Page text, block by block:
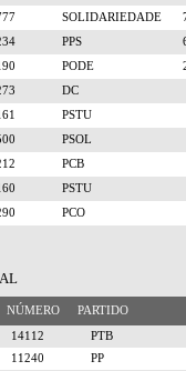
SOLIDARIEDADE
PPS
PODE
DC
PSTU
PSOL
PCB
PSTU
PCO
NÚMERO PARTIDO
14112
PTB
11240
PP